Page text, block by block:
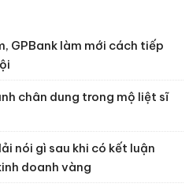
GPBank làm mới cách tiếp
chân dung trong mộ liệt sĩ
nói gì sau khi có kết luận
doanh vàng